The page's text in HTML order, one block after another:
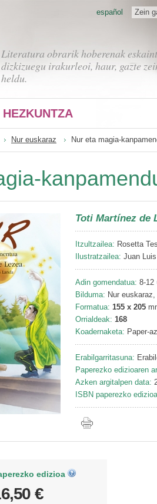
Literatura obrarik hoberenak
dizkizuegu irakurleoi, haur, gazte
heldu.
Zein
español
HEZKUNTZA
Nur euskaraz Nur eta magia-
Toti Martínez de
Itzultzailea: Rosetta
Ilustratzailea: Juan
Adin gomendatua: 8-12
Bilduma: Nur euskaraz,
Formatua: 155 x 205
Orrialdeak: 168
Koadernaketa: Paper-
Erabilgarritasuna:
Paperezko edizioaren
Azken argitalpen data:
ISBN paperezko
edizioa
€